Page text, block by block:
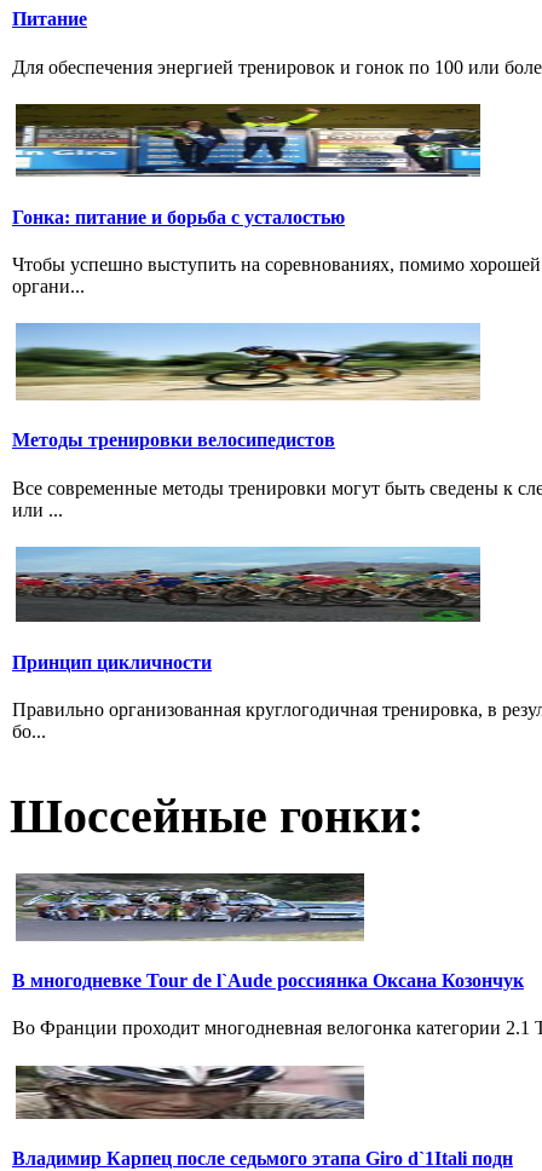
Питание
Для обеспечения энергией тренировок и гонок по 100 или
Гонка: питание и борьба с усталостью
Чтобы успешно выступить на соревнованиях, помимо
органи...
Методы тренировки велосипедистов
Все современные методы тренировки могут быть сведены к
или ...
Принцип цикличности
Правильно организованная круглогодичная тренировка, в
бо...
Шоссейные гонки:
В многодневке Tour de l`Aude россиянка Оксана Козончук
Во Франции проходит многодневная велогонка категории
Владимир Карпец после седьмого этапа Giro d`1Itali подн